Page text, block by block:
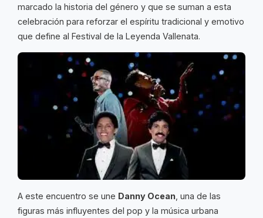
marcado la historia del género y que se suman a esta
celebración para reforzar el espíritu tradicional y emotivo
que define al Festival de la Leyenda Vallenata.
A este encuentro se une Danny Ocean , una de las
figuras más influyentes del pop y la música urbana